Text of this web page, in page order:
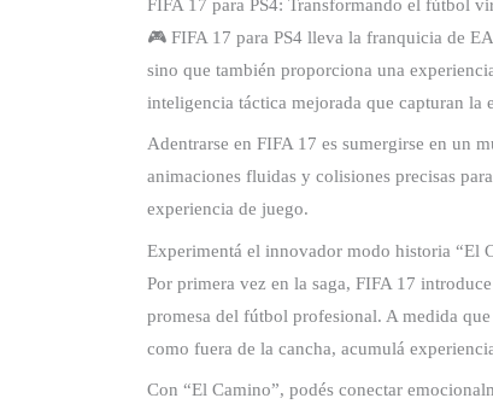
FIFA 17 para PS4: Transformando el fútbol
🎮 FIFA 17 para PS4 lleva la franquicia de
sino que también proporciona una
inteligencia táctica mejorada que capturan la
Adentrarse en FIFA 17 es sumergirse en un
animaciones fluidas y colisiones precisas
experiencia de juego.
Experimentá el innovador modo historia “El
Por primera vez en la saga, FIFA 17
promesa del fútbol profesional. A medida
como fuera de la cancha, acumulá
Con “El Camino”, podés conectar